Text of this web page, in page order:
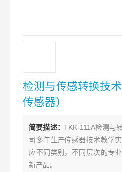
检测与传感转换技
传感器）
简要描述： TKK-111A检测与
司多年生产传感器技术教学
应不同类别，不同层次的专
新产品。